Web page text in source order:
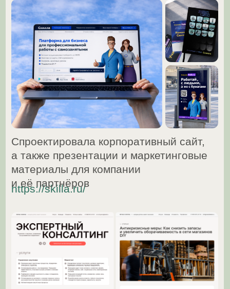
Проект в процессе вёрстки
Продумала интерфейс игрового
проекта, заложила архитектуру сайта
Сайт временно недоступен по ссылке
Разработала сайт для косметической
компании Ultrame, определила
визуальную систему и бренд-
ориентированную структуру